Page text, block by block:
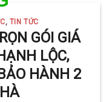
, TIN TỨC
GÓI GIÁ
LỘC,
HÀNH 2